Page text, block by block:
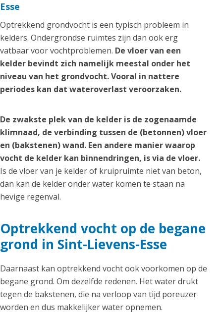
Esse
Optrekkend grondvocht is een typisch probleem in
kelders. Ondergrondse ruimtes zijn dan ook erg
vatbaar voor vochtproblemen. De vloer van een
kelder bevindt zich namelijk meestal onder het
niveau van het grondvocht. Vooral in nattere
periodes kan dat wateroverlast veroorzaken.
De zwakste plek van de kelder is de zogenaamde
klimnaad, de verbinding tussen de (betonnen) vloer
en (bakstenen) wand. Een andere manier waarop
vocht de kelder kan binnendringen, is via de vloer.
Is de vloer van je kelder of kruipruimte niet van beton,
dan kan de kelder onder water komen te staan na
hevige regenval.
Optrekkend vocht op de begane
grond in Sint-Lievens-Esse
Daarnaast kan optrekkend vocht ook voorkomen op de
begane grond. Om dezelfde redenen. Het water drukt
tegen de bakstenen, die na verloop van tijd poreuzer
worden en dus makkelijker water opnemen.